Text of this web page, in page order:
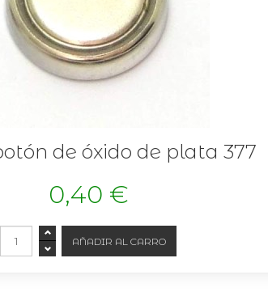
de óxido de plata 377
0,40 €